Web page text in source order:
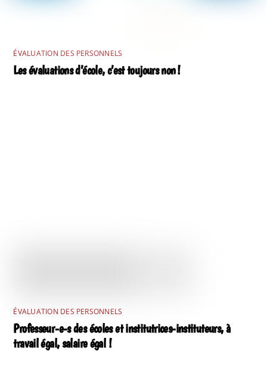
ÉVALUATION DES PERSONNELS
Les évaluations d’école, c’est toujours non !
ÉVALUATION DES PERSONNELS
Professeur-e-s des écoles et institutrices-instituteurs, à
travail égal, salaire égal !